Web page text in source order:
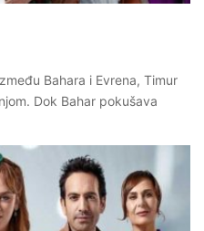
Bahara i Evrena, Timur
Dok Bahar pokušava